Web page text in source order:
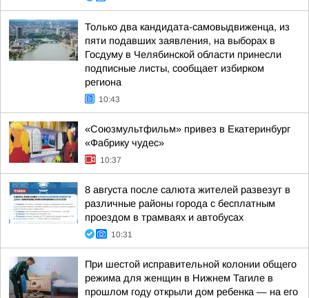
Только два кандидата-самовыдвиженца, из
пяти подавших заявления, на выборах в
Госдуму в Челябинской области принесли
подписные листы, сообщает избирком
региона
10:43
«Союзмультфильм» привез в Екатеринбург
«Фабрику чудес»
10:37
8 августа после салюта жителей развезут в
различные районы города с бесплатным
проездом в трамваях и автобусах
10:31
При шестой исправительной колонии общего
режима для женщин в Нижнем Тагиле в
прошлом году открыли дом ребенка — на его